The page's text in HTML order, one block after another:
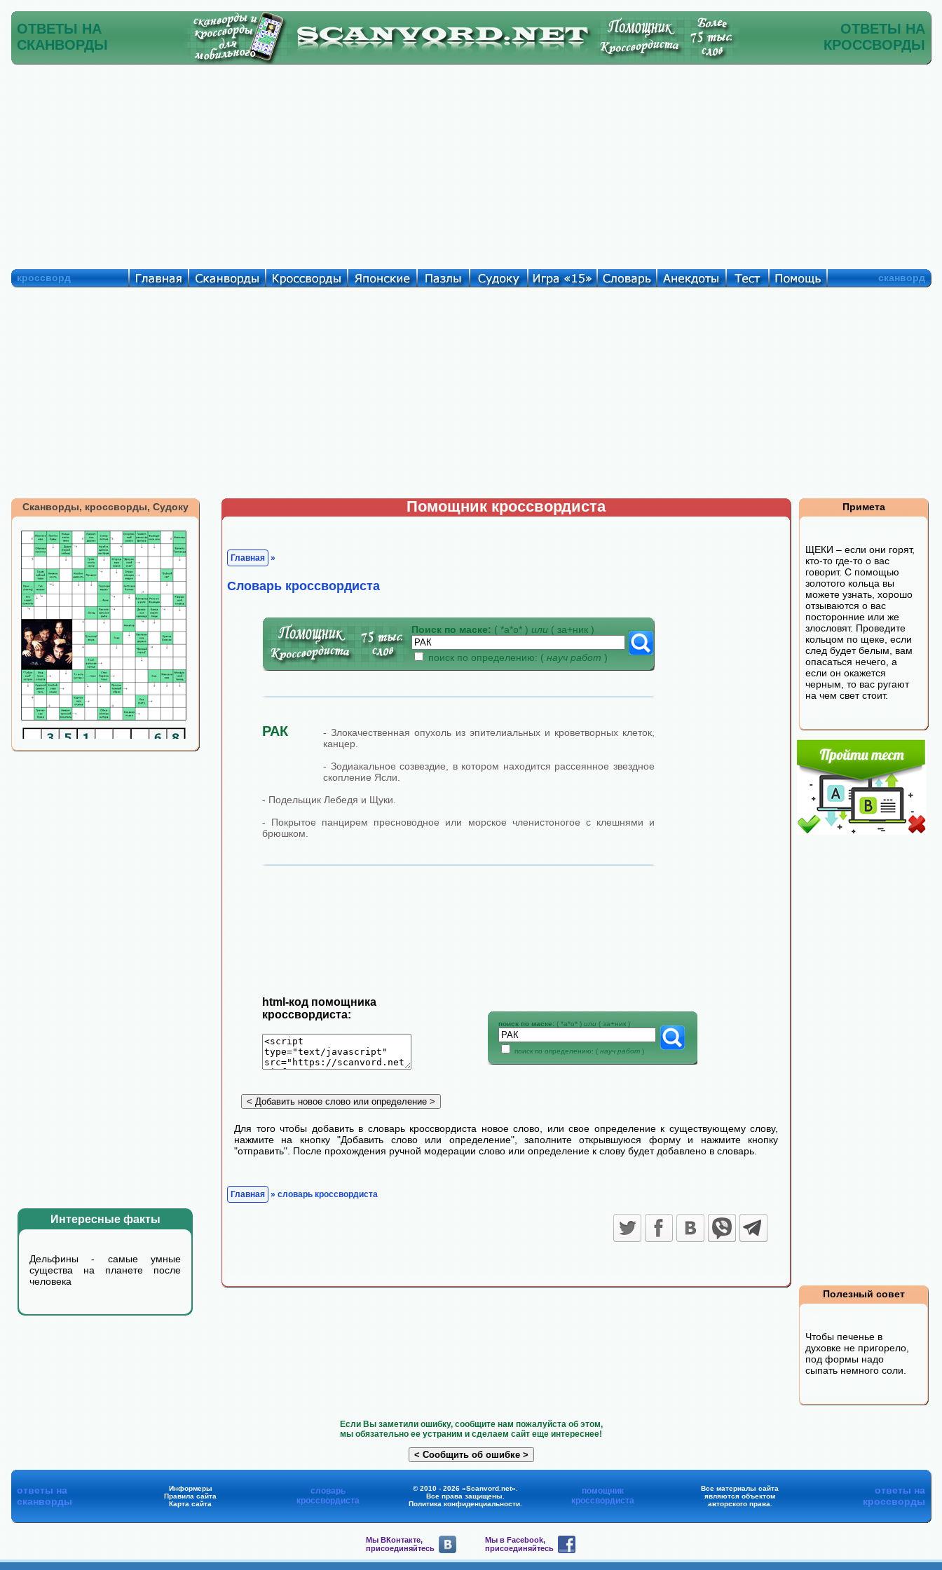
ОТВЕТЫ НА
СКАНВОРДЫ
ОТВЕТЫ НА
КРОССВОРДЫ
кроссворд сканворд
Сканворды, кроссворды, Судоку
Интересные факты
Дельфины - самые умные
существа на планете после
человека
Помощник кроссвордиста
Главная »
Cловарь кроссвордиста
Поиск по маске: ( *а*о* ) или ( за+ник )
поиск по определению: ( науч работ )
РАК
- Злокачественная опухоль из эпителиальных и кроветворных клеток,
канцер.
- Зодиакальное созвездие, в котором находится рассеянное звездное
скопление Ясли.
- Подельщик Лебедя и Щуки.
- Покрытое панцирем пресноводное или морское членистоногое с клешнями и
брюшком.
html-код помощника
кроссвордиста:
поиск по маске: ( *а*о* ) или ( за+ник )
поиск по определению: ( науч работ )
Для того чтобы добавить в словарь кроссвордиста новое слово, или свое определение к существующему слову,
нажмите на кнопку "Добавить слово или определение", заполните открывшуюся форму и нажмите кнопку
"отправить". После прохождения ручной модерации слово или определение к слову будет добавлено в словарь.
Главная » словарь кроссвордиста
Примета
ЩЕКИ – если они горят,
кто-то где-то о вас
говорит. С помощью
золотого кольца вы
можете узнать, хорошо
отзываются о вас
посторонние или же
злословят. Проведите
кольцом по щеке, если
след будет белым, вам
опасаться нечего, а
если он окажется
черным, то вас ругают
на чем свет стоит.
Полезный совет
Чтобы печенье в
духовке не пригорело,
под формы надо
сыпать немного соли.
Если Вы заметили ошибку, сообщите нам пожалуйста об этом,
мы обязательно ее устраним и сделаем сайт еще интереснее!
ответы на
сканворды
Информеры
Правила сайта
Карта сайта
словарь
кроссвордиста
© 2010 - 2026 «Scanvord.net».
Все права защищены.
Политика конфиденциальности.
помощник
кроссвордиста
Все материалы сайта
являются объектом
авторского права.
ответы на
кроссворды
Мы ВКонтакте,
присоединяйтесь
Мы в Facebook,
присоединяйтесь